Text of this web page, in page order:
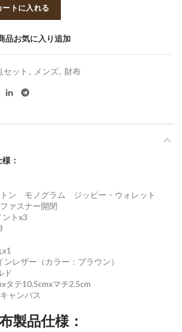
ートに入れる
品お気に入り追加
セット , メンズ, 財布
：
ン モノグラム ジッピー・ウォレット
ァスナー開閉
ントx3
レザー（カラー：ブラウン）
ド
タテ10.5cmxマチ2.5cm
ャンバス
製品仕様：